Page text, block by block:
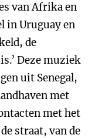
van Afrika en
in Uruguay en
de
Deze muziek
uit Senegal,
met
met het
straat, van de